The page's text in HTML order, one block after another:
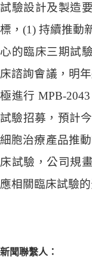
試驗設計及製造
標，(1) 持續推動
心的臨床三期試
床諮詢會議，明
極進行 MPB-
試驗招募，預計
細胞治療產品推
床試驗，公司規
應相關臨床試驗的
新聞聯繫人：